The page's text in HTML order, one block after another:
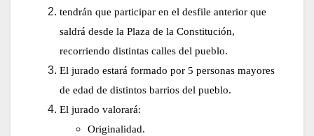
tendrán que participar en el desfile anterior que
saldrá desde la Plaza de la Constitución,
recorriendo distintas calles del pueblo.
El jurado estará formado por 5 personas mayores
de edad de distintos barrios del pueblo.
El jurado valorará:
Originalidad.